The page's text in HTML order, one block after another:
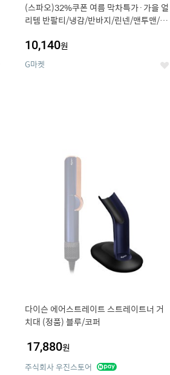
(스파오)32%쿠폰 여름 막차특가·가을 얼
리템 반팔티/냉감/반바지/린넨/맨투맨/슬
10,140원
G마켓 좋
다이슨 에어스트레이트 스트레이트너 거
치대 (정품) 블루/코퍼
17,880원
주식회사 우진스토어